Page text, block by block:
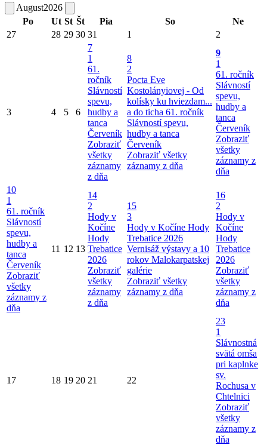
August2026
Po
Ut St Št Pia So
Ne
27
28 29 30 31 1 2
3 4 5 6
7
1
61.
ročník
Slávností
spevu,
hudby a
tanca
Červeník
Zobraziť
všetky
záznamy
z dňa
8
2
Pocta Eve
Kostolányiovej - Od
kolísky ku hviezdam...
a do ticha 61. ročník
Slávností spevu,
hudby a tanca
Červeník
Zobraziť všetky
záznamy z dňa
9
1
61. ročník
Slávností
spevu,
hudby a
tanca
Červeník
Zobraziť
všetky
záznamy z
dňa
10
1
61. ročník
Slávností
spevu,
hudby a
tanca
Červeník
Zobraziť
všetky
záznamy z
dňa
11 12 13
14
2
Hody v
Kočíne
Hody
Trebatice
2026
Zobraziť
všetky
záznamy
z dňa
15
3
Hody v Kočíne Hody
Trebatice 2026
Vernisáž výstavy a 10
rokov Malokarpatskej
galérie
Zobraziť všetky
záznamy z dňa
16
2
Hody v
Kočíne
Hody
Trebatice
2026
Zobraziť
všetky
záznamy z
dňa
17 18 19 20 21 22
23
1
Slávnostná
svätá omša
pri kaplnke
sv.
Rochusa v
Chtelnici
Zobraziť
všetky
záznamy z
dňa